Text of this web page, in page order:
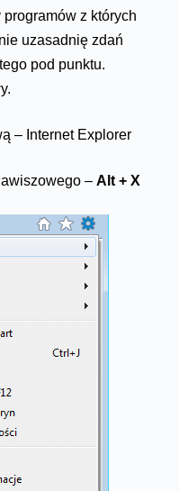
z których
uzasadnię zdań
pod punktu.
– Internet Explorer
– Alt + X